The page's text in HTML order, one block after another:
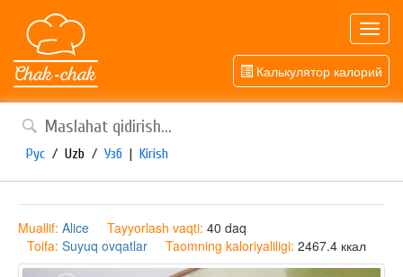
Калькулятор калорий
Рус / Uzb / Узб | Kirish
Muallif: Alice Tayyorlash vaqti: 40 daq
Toifa: Suyuq ovqatlar Taomning kaloriyaliligi: 2467.4 ккал